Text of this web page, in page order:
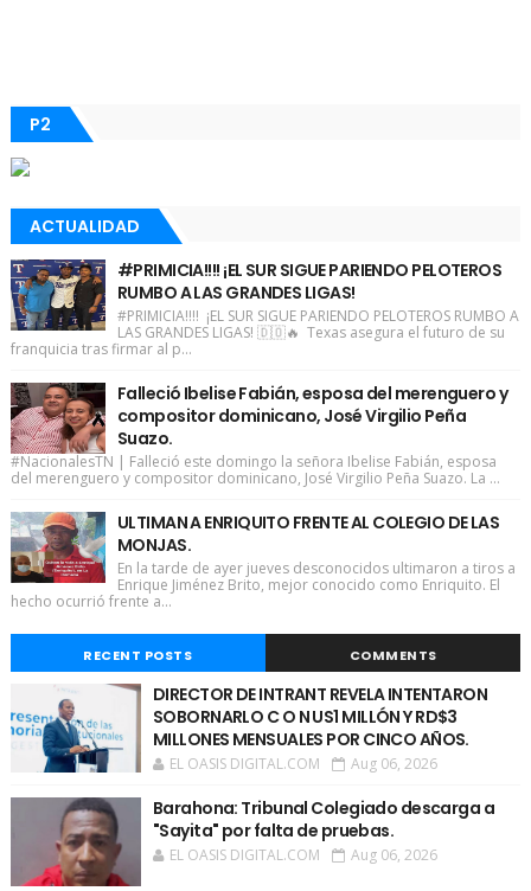
P2
ACTUALIDAD
#PRIMICIA!!!! ¡EL SUR SIGUE PARIENDO PELOTEROS
RUMBO A LAS GRANDES LIGAS!
#PRIMICIA!!!! ¡EL SUR SIGUE PARIENDO PELOTEROS RUMBO A
LAS GRANDES LIGAS! 🇩🇴🔥 Texas asegura el futuro de su
franquicia tras firmar al p...
Falleció Ibelise Fabián, esposa del merenguero y
compositor dominicano, José Virgilio Peña
Suazo.
#NacionalesTN | Falleció este domingo la señora Ibelise Fabián, esposa
del merenguero y compositor dominicano, José Virgilio Peña Suazo. La ...
ULTIMAN A ENRIQUITO FRENTE AL COLEGIO DE LAS
MONJAS.
En la tarde de ayer jueves desconocidos ultimaron a tiros a
Enrique Jiménez Brito, mejor conocido como Enriquito. El
hecho ocurrió frente a...
RECENT POSTS COMMENTS
DIRECTOR DE INTRANT REVELA INTENTARON
SOBORNARLO C O N US1 MILLÓN Y RD$3
MILLONES MENSUALES POR CINCO AÑOS.
EL OASIS DIGITAL.COM Aug 06, 2026
Barahona: Tribunal Colegiado descarga a
"Sayita" por falta de pruebas.
EL OASIS DIGITAL.COM Aug 06, 2026